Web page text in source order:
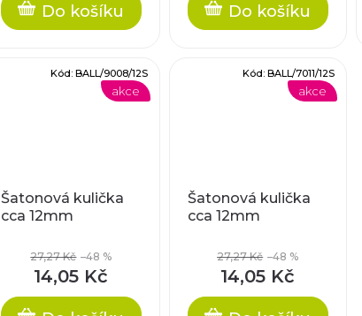
Do košíku Do košíku
akce
Šatonová kulička
cca 12mm
27,27 Kč –48 %
14,05 Kč
Kód: BALL/9008/12S
akce
Šatonová kulička
cca 12mm
27,27 Kč –48 %
14,05 Kč
Kód: BALL/7011/12S